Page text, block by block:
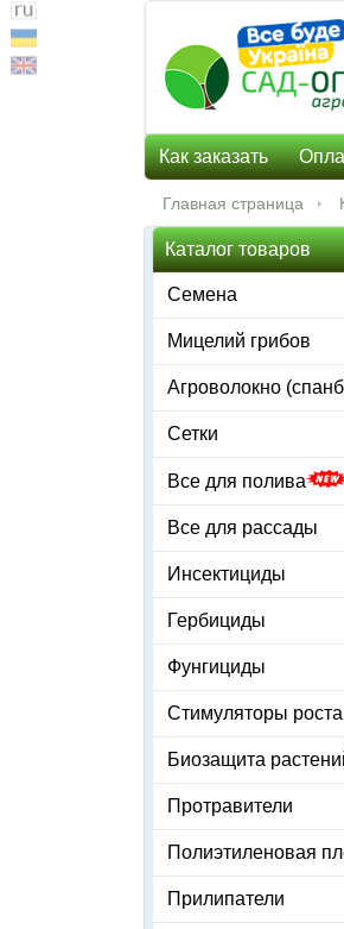
Как заказать
Главная страница
Каталог товаров
Семена
Мицелий грибов
Агроволокно
Сетки
Все для полива
Все для рассады
Инсектициды
Гербициды
Фунгициды
Стимуляторы
Биозащита
Протравители
Полиэтиленовая
Прилипатели